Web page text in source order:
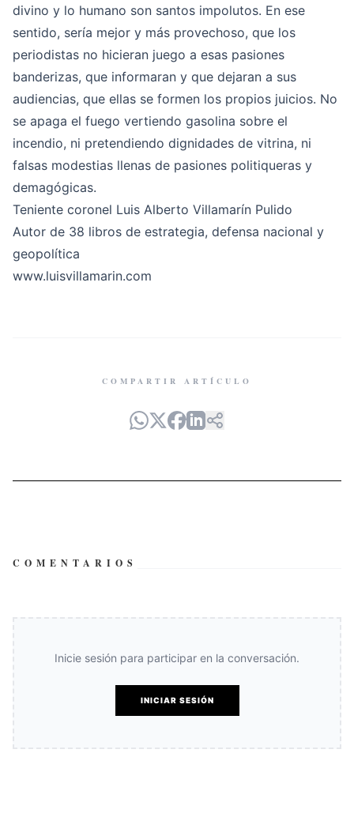
divino y lo humano son santos impolutos. En ese
sentido, sería mejor y más provechoso, que los
periodistas no hicieran juego a esas pasiones
banderizas, que informaran y que dejaran a sus
audiencias, que ellas se formen los propios juicios. No
se apaga el fuego vertiendo gasolina sobre el
incendio, ni pretendiendo dignidades de vitrina, ni
falsas modestias llenas de pasiones politiqueras y
demagógicas.
Teniente coronel Luis Alberto Villamarín Pulido
Autor de 38 libros de estrategia, defensa nacional y
geopolítica
www.luisvillamarin.com
COMPARTIR ARTÍCULO
COMENTARIOS
Inicie sesión para participar en la conversación.
INICIAR SESIÓN